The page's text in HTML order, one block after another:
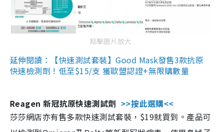
點擊圖片放大
延伸閱讀：【快速測試套裝】Good Mask發售3款抗原
快速檢測劑！低至$15/支 獲歐盟認證+無限購數量
Reagen 新冠抗原快速測試劑 >>按此選購<<
莎莎網店亦有售多款快速測試套裝，$19就買到。產品可